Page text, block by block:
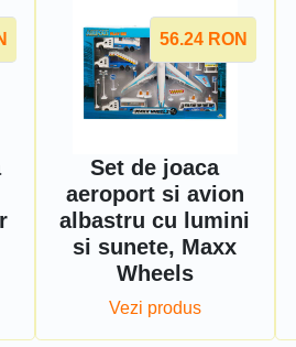
56.24 RON
Set de joaca
aeroport si avion
albastru cu lumini
si sunete, Maxx
Wheels
Vezi produs